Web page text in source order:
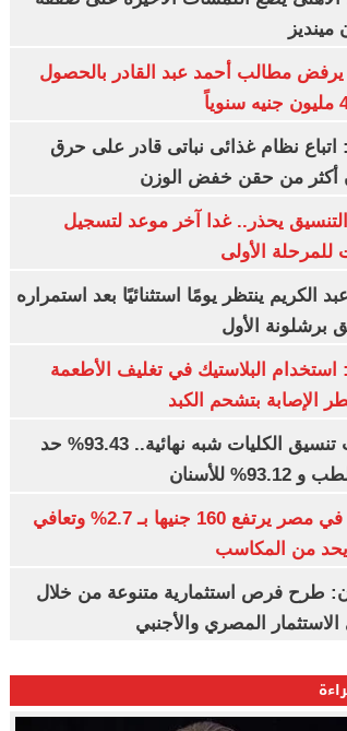
يرفض مطالب أحمد عبد القادر بالحصول
اتباع نظام غذائى نباتى قادر على حرق
أكثر من حقن خفض الوزن
يحذر.. غدا آخر موعد لتسجيل
للمرحلة الأولى
الكريم ينتظر يومًا استثنائيًا بعد استمراره
برشلونة الأول
استخدام البلاستيك في تغليف الأطعمة
الإصابة بتشحم الكبد
توقعات تنسيق الكليات شبه نهائية.. 93.43% حد
للأسنان
الذهب في مصر يرتفع 160 جنيها بـ 2.7% وتعافي
يحد من المكاسب
طرح فرص استثمارية متنوعة من خلال
المصري والأجنبي